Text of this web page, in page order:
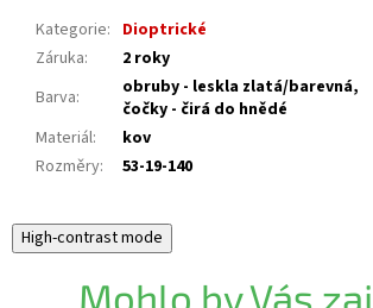
Kategorie: Dioptrické
Záruka:
2 roky
Barva:
obruby - leskla zlatá/barevná,
čočky - čirá do hnědé
Materiál:
kov
Rozměry: 53-19-140
High-contrast mode
Mohlo by Vás